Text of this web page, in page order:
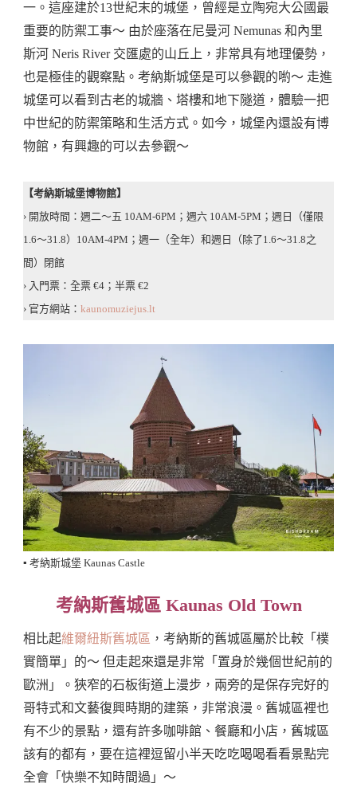
一。這座建於13世紀末的城堡，曾經是立陶宛大公國最
重要的防禦工事～ 由於座落在尼曼河 Nemunas 和內里
斯河 Neris River 交匯處的山丘上，非常具有地理優勢，
也是極佳的觀察點。考納斯城堡是可以參觀的喲～ 走進
城堡可以看到古老的城牆、塔樓和地下隧道，體驗一把
中世紀的防禦策略和生活方式。如今，城堡內還設有博
物館，有興趣的可以去參觀～
【考納斯城堡博物館】
› 開放時間：週二～五 10AM-6PM；週六 10AM-5PM；週日（僅限
1.6～31.8）10AM-4PM；週一（全年）和週日（除了1.6～31.8之
間）閉館
› 入門票：全票 €4；半票 €2
› 官方網站： kaunomuziejus.lt
▪️ 考納斯城堡 Kaunas Castle
考納斯舊城區 Kaunas Old Town
相比起維爾紐斯舊城區 ，考納斯的舊城區屬於比較「樸
實簡單」的～ 但走起來還是非常「置身於幾個世紀前的
歐洲」。狹窄的石板街道上漫步，兩旁的是保存完好的
哥特式和文藝復興時期的建築，非常浪漫。舊城區裡也
有不少的景點，還有許多咖啡館、餐廳和小店，舊城區
該有的都有，要在這裡逗留小半天吃吃喝喝看看景點完
全會「快樂不知時間過」～